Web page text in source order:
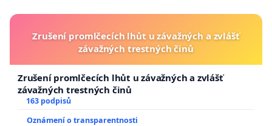
Zrušení promlčecích lhůt u závažných a zvlášť
závažných trestných činů
Zrušení promlčecích lhůt u závažných a zvlášť
závažných trestných činů
163 podpisů
Oznámení o transparentnosti